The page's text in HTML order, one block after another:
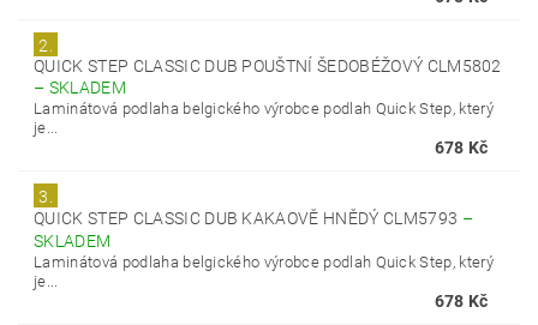
2.
QUICK STEP CLASSIC DUB POUŠTNÍ ŠEDOBÉŽOVÝ CLM5802
– SKLADEM
Laminátová podlaha belgického výrobce podlah Quick Step, který
je...
678 Kč
3.
QUICK STEP CLASSIC DUB KAKAOVĚ HNĚDÝ CLM5793 –
SKLADEM
Laminátová podlaha belgického výrobce podlah Quick Step, který
je...
678 Kč